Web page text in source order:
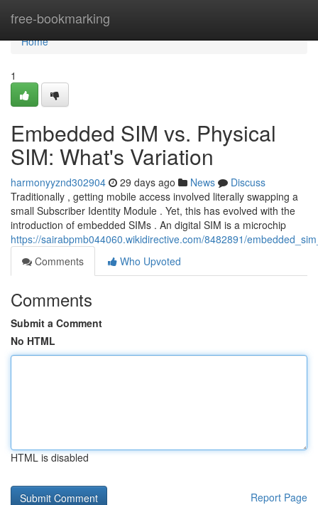
free-bookmarking
Home
Home
1
Embedded SIM vs. Physical
SIM: What's Variation
harmonyyznd302904 29 days ago News
Discuss
Traditionally , getting mobile access involved literally swapping a
small Subscriber Identity Module . Yet, this has evolved with the
introduction of embedded SIMs . An digital SIM is a microchip
https://sairabpmb044060.wikidirective.com/8482891/
Comments
Who Upvoted
Comments
Submit a Comment
No HTML
HTML is disabled
Report Page